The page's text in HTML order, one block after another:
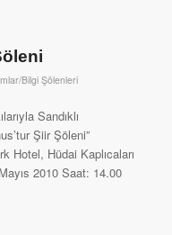
Bilgi Şölenleri
Sandıklı
Şiir Şöleni”
Hotel, Hüdai Kaplıcaları
2010 Saat: 14.00